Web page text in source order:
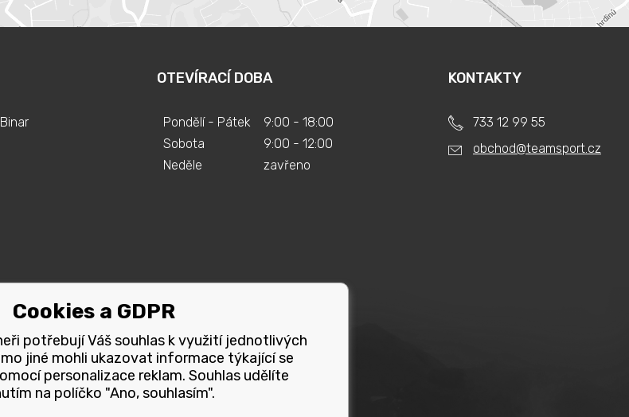
OTEVÍRACÍ DOBA
Pondělí - Pátek
Sobota
Neděle
9:00 - 18:00
9:00 - 12:00
zavřeno
KONTAKTY
733 12 99 55
obchod@teamsport.cz
Cookies a GDPR
potřebují Váš souhlas k využití jednotlivých
jiné mohli ukazovat informace týkající se
personalizace reklam. Souhlas udělíte
na políčko "Ano, souhlasím".